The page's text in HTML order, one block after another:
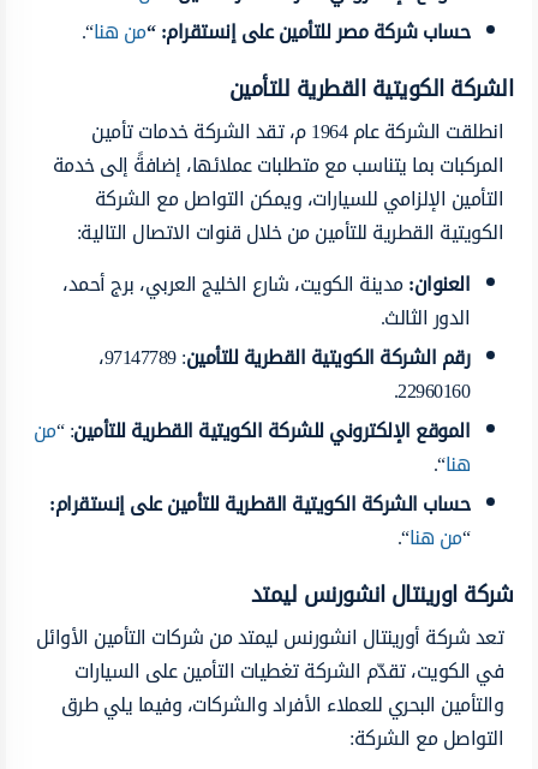
حساب شركة مصر للتأمين على إنستقرام: “من هنا“.
الشركة الكويتية القطرية للتأمين
انطلقت الشركة عام 1964 م، تقد الشركة خدمات تأمين
المركبات بما يتناسب مع متطلبات عملائها، إضافةً إلى خدمة
التأمين الإلزامي للسيارات، ويمكن التواصل مع الشركة
الكويتية القطرية للتأمين من خلال قنوات الاتصال التالية:
العنوان:مدينة الكويت، شارع الخليج العربي، برج أحمد،
الدور الثالث.
رقم الشركة الكويتية القطرية للتأمين
: 97147789،
22960160.
الموقع الإلكتروني للشركة الكويتية القطرية للتأمين: “من
هنا“.
حساب الشركة الكويتية القطرية للتأمين على إنستقرام:
“من هنا“.
شركة اورينتال انشورنس ليمتد
تعد شركة أورينتال انشورنس ليمتد من شركات التأمين الأوائل
في الكويت، تقدّم الشركة تغطيات التأمين على السيارات
والتأمين البحري للعملاء الأفراد والشركات، وفيما يلي طرق
التواصل مع الشركة: